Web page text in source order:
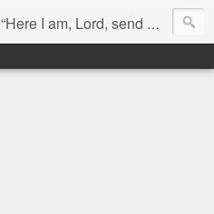
“Here I am, Lord, send me!” (Isaiah 6:8)